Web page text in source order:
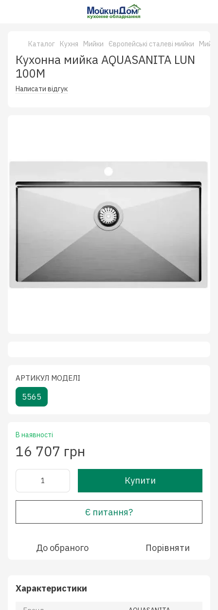
Каталог Кухня Мийки Європейські сталеві мийки
Кухонна мийка AQUASANITA LUN
100M
Написати відгук
АРТИКУЛ МОДЕЛІ
5565
В наявності
16 707 грн
Купити
Є питання?
До обраного Порівняти
Характеристики